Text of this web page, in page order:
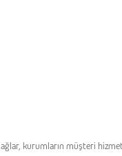
kurumların müşteri